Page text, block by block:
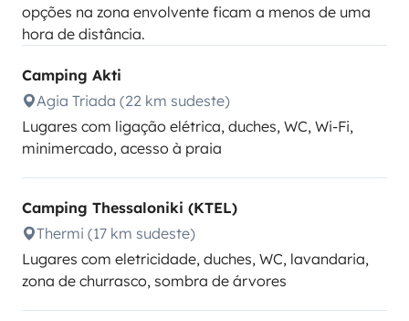
opções na zona envolvente ficam a menos de uma
hora de distância.
Camping Akti
Agia Triada (22 km sudeste)
Lugares com ligação elétrica, duches, WC, Wi-Fi,
minimercado, acesso à praia
Camping Thessaloniki (KTEL)
Thermi (17 km sudeste)
Lugares com eletricidade, duches, WC, lavandaria,
zona de churrasco, sombra de árvores